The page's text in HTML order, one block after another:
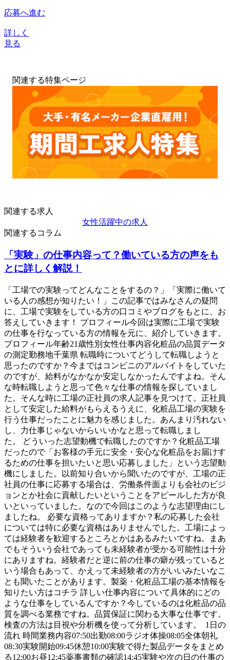
応募へ進む
詳しく
見る
関連する特集ページ
関連する求人
女性活躍中の求人
関連するコラム
「実験」の仕事内容って？働いている方の声をも
とに詳しく解説！
「工場での実験ってどんなことをするの？」「実際に働いて
いる人の感想が知りたい！」この記事ではみなさんの疑問
に、工場で実験をしている方の口コミやブログをもとに、お
答えしていきます！ プロフィール今回は実際に工場で実験
の仕事を行なっている方の情報を元に、紹介していきます。
プロフィール年齢21歳性別女性仕事内容化粧品の品質データ
の測定勤務地千葉県 転職時についてどうして転職しようと
思ったのですか？今まではコンビニのアルバイトをしていた
のですが、給料がなかなか安定しなかったんですよね。そん
な時転職しようと思って色々な仕事の情報を探していまし
た。そんな時に工場の正社員の求人記事を見つけて。正社員
として安定した給料がもらえるうえに、化粧品工場の実験を
行う仕事だったことに魅力を感じました。あんまり汚れない
し、力仕事じゃないからいいかなと思って転職しまし
た。 どういった志望動機で転職したのですか？化粧品工場
だったので「お客様の手元に安全・安心な化粧品をお届けす
るための仕事を担いたいと思い応募しました」という志望動
機にしました。以前知り合いから聞いたのですが、工場の正
社員の仕事に応募する場合は、労働条件面よりも会社のビジ
ョンとか社会に貢献したいということをアピールした方が良
いといっていました。なので今回はこのような志望理由にし
ましたね。 必要な資格ってありますか？私の応募した会社
については特に必要な資格はありませんでした。工場によっ
ては経験者を歓迎するところとかはあるみたいですね。まあ
でもそういう会社であっても未経験者が受かる可能性は十分
にありますね。経験者だと逆に前の仕事の癖が残っていると
いう場合もあって、かえって未経験者の方がいいみたいなこ
とも聞いたことがあります。製薬・化粧品工場の基本情報を
知りたい方はコチラ 詳しい仕事内容について具体的にどの
ような仕事をしているんですか？今しているのは化粧品の品
質を調べる業務ですね。品質保証に関わる大事な仕事です。
検査の方法は目視や分析機を使って分析しています。 1日の
流れ 時間業務内容07:50出勤08:00ラジオ体操08:05全体朝礼
08:30実験開始09:45休憩10:00実験で得た製品データをまとめ
る12:00お昼12:45薬事書類の確認14:45実験や次の日の仕事の